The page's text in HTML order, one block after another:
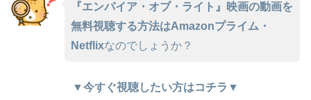
『エンパイア・オブ・ライト』映画の動画を
無料視聴する方法はAmazonプライム・
Netflixなのでしょうか？
▼今すぐ視聴したい方はコチラ▼